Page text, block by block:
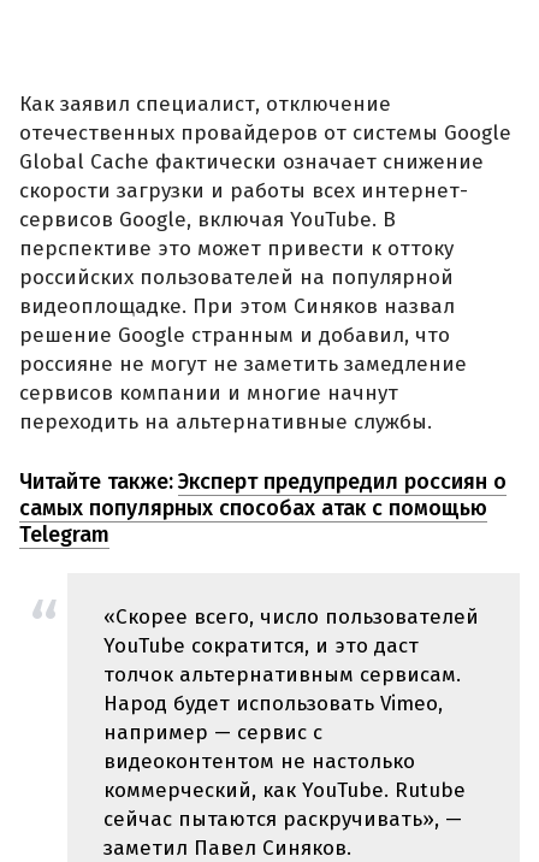
Как заявил специалист, отключение
отечественных провайдеров от системы Google
Global Cache фактически означает снижение
скорости загрузки и работы всех интернет-
сервисов Google, включая YouTube. В
перспективе это может привести к оттоку
российских пользователей на популярной
видеоплощадке. При этом Синяков назвал
решение Google странным и добавил, что
россияне не могут не заметить замедление
сервисов компании и многие начнут
переходить на альтернативные службы.
Читайте также:Эксперт предупредил россиян о
самых популярных способах атак с помощью
Telegram
«Скорее всего, число пользователей
YouTube сократится, и это даст
толчок альтернативным сервисам.
Народ будет использовать Vimeo,
например — сервис с
видеоконтентом не настолько
коммерческий, как YouTube. Rutube
сейчас пытаются раскручивать», —
заметил Павел Синяков.